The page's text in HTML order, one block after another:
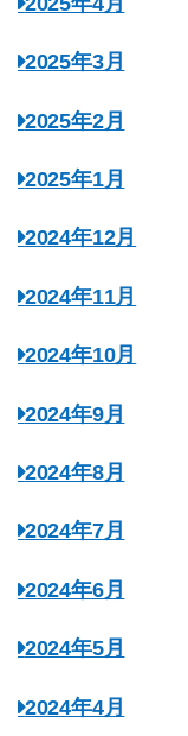
2025年3月
2025年2月
2025年1月
2024年12月
2024年11月
2024年10月
2024年9月
2024年8月
2024年7月
2024年6月
2024年5月
2024年4月